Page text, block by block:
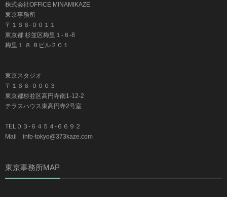
株式会社OFFICE MINAMIKAZE
東京事務所
〒１６６-００１１
東京都 杉並区梅里１-８-8
梅里１.８.８ビル２０１
東京スタジオ
〒１６６-０００３
東京都杉並区高円寺南1-12-2
テラスハウス東高円寺2号室
TEL０３-６４５４-６６９２
Mail info-tokyo@373kaze.com
東京事務所MAP